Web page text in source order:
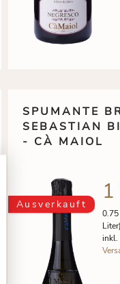
SPUMANTE
SEBASTIAN
- CÀ MAIOL
Ausverkauft
Liter)
inkl.